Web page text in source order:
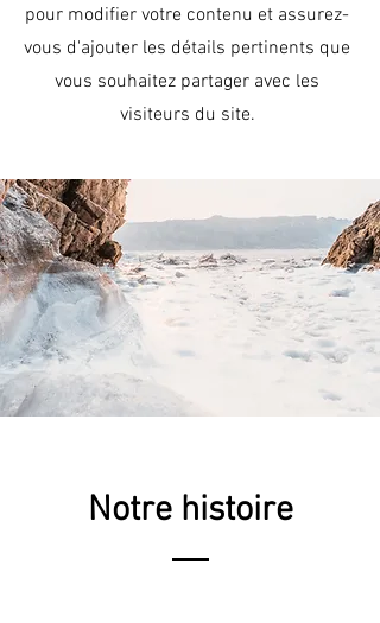
pour modifier votre contenu et assurez-
vous d'ajouter les détails pertinents que
vous souhaitez partager avec les
visiteurs du site.
Notre histoire